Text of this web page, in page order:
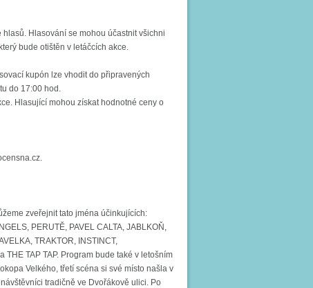
Hlasování se mohou účastnit všichni
bude otištěn v letáčcích akce.
kupón lze vhodit do připravených
do 17:00 hod.
Hlasující mohou získat hodnotné ceny o
zveřejnit tato jména účinkujících:
PERUTĚ, PAVEL CALTA, JABLKOŇ,
TRAKTOR, INSTINCT,
THE TAP TAP. Program bude také v letošním
Velkého, třetí scéna si své místo našla v
tradičně ve Dvořákově ulici. Po